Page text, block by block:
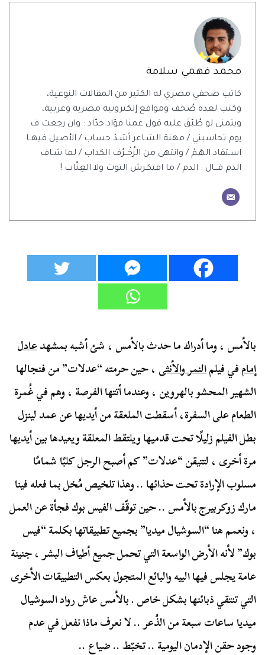
محمد فهمي سلامة
كاتب صحفي مصري له الكثير من المقالات النوعية،
وكتب لعدة صُحف ومواقع إلكترونية مصرية وعربية،
ويتمنى لو طُبّقَ عليه قول عمنا فؤاد حدّاد : وان رجعت ف
يوم تحاسبني / مهنة الشـاعر أشـدْ حساب / الأصيل فيهــا
اسـتفاد الهَـمْ / وانتهى من الزُخْــرُف الكداب / لما شـاف
الدم قـــال : الدم / ما افتكـرش التوت ولا العِنّاب !
بالأمس ، وما أدراك ما حدث بالأمس ، شئ أشبه بمشهدعادل
إمامفي فيلمالنمر والأنثى ، حين حرمته “عدلات” من فنجالها
الشهير المحشو بالهروين ، وعندما أتتها الفرصة ، وهم في غُمرة
الطعام على السفرة، أسقطت الملعقة من أيديها عن عمد لينزل
بطل الفيلم زليلًا تحت قدميها ويلتقط المعلقة ويعيدها بين أيديها
مرة أخرى ، لتتيقن “عدلات” كم أصبح الرجل كلبًا شمامًا
مسلوب الإرادة تحت حذائها .. وهذا تلخيص مُخل بما فعله فينا
مارك زوكربيرج بالأمس .. حين توقّف الفيس بوك فجأة عن العمل
، ونعمم هنا “السوشيال ميديا” بجميع تطبيقاتها بكلمة “فيس
بوك” لأنه الأرض الواسعة التي تحمل جميع أطياف البشر ، جنينة
عامة يجلس فيها البيه والبائع المتجول بعكس التطبيقات الأخرى
التي تنتقي ذبائنها بشكل خاص . بالأمس عاش رواد السوشيال
ميديا ساعات سبعة من الذُعر .. لا نعرف ماذا نفعل في عدم
وجود حقن الإدمان اليومية .. تخبّط .. ضياع ..